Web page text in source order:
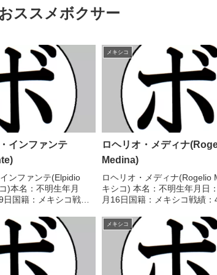
ススメボクサー
インファンテ
ンファンテ(Elpidio
)本名：不明生年月
日国籍：メキシコ戦
メキシコ-ゲレーロ州
戦歴】1979/...
メキシコ
ロヘリオ・メディナ
Medina)
ロヘリオ・メディナ(Rogelio
キシコ) 本名：不明生年月日
月16日国籍：メキシコ戦績：
FECOMBOXメキシコスーパ
王座 【戦歴】2007/06/...
メキシコ